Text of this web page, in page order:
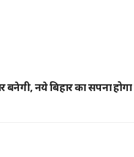
बनेगी, नये बिहार का सपना